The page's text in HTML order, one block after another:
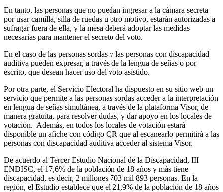
En tanto, las personas que no puedan ingresar a la cámara secreta
por usar camilla, silla de ruedas u otro motivo, estarán autorizadas a
sufragar fuera de ella, y la mesa deberá adoptar las medidas
necesarias para mantener el secreto del voto.
En el caso de las personas sordas y las personas con discapacidad
auditiva pueden expresar, a través de la lengua de señas o por
escrito, que desean hacer uso del voto asistido.
Por otra parte, el Servicio Electoral ha dispuesto en su sitio web un
servicio que permite a las personas sordas acceder a la interpretación
en lengua de señas simultánea, a través de la plataforma Visor, de
manera gratuita, para resolver dudas, y dar apoyo en los locales de
votación. Además, en todos los locales de votación estará
disponible un afiche con código QR que al escanearlo permitirá a las
personas con discapacidad auditiva acceder al sistema Visor.
De acuerdo al Tercer Estudio Nacional de la Discapacidad, III
ENDISC, el 17,6% de la población de 18 años y más tiene
discapacidad, es decir, 2 millones 703 mil 893 personas. En la
región, el Estudio establece que el 21,9% de la población de 18 años